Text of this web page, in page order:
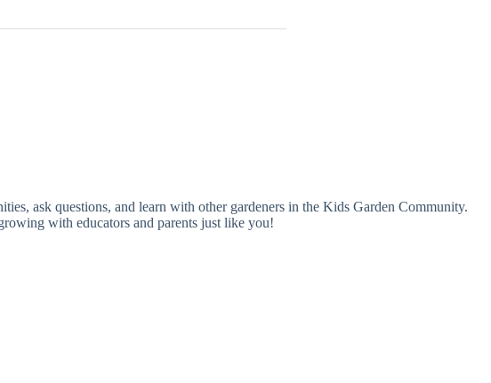
ask questions, and learn with other gardeners in the Kids Garden Community.
with educators and parents just like you!